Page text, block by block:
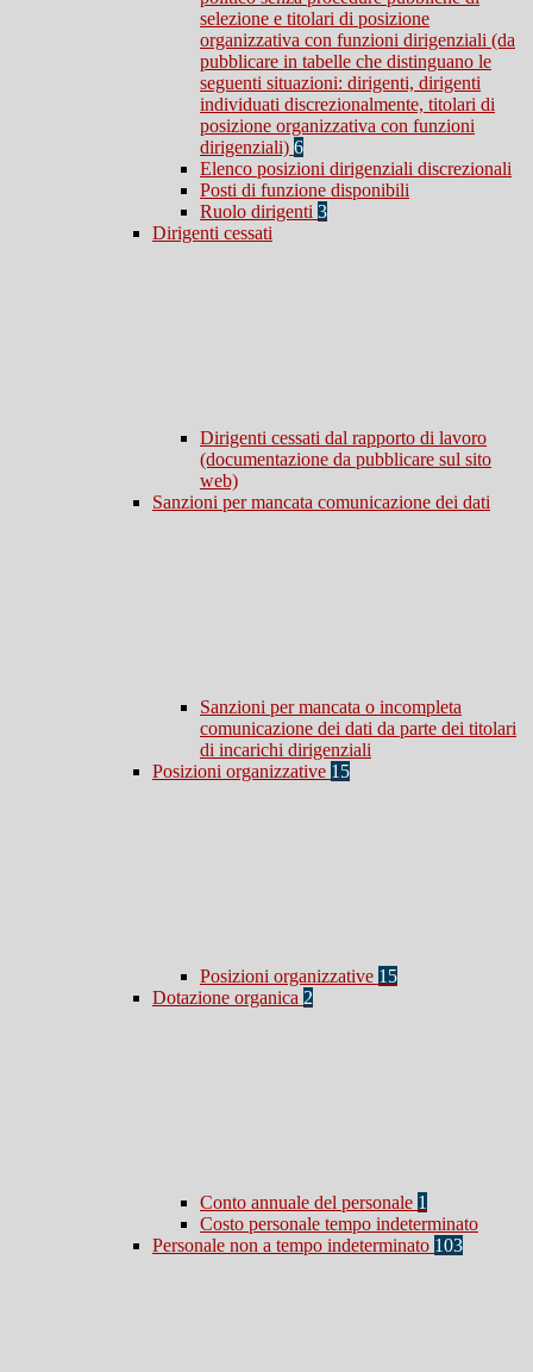
selezione e titolari di posizione
organizzativa con funzioni dirigenziali (da
pubblicare in tabelle che distinguano le
seguenti situazioni: dirigenti, dirigenti
individuati discrezionalmente, titolari di
posizione organizzativa con funzioni
dirigenziali) 6
Elenco posizioni dirigenziali discrezionali
Posti di funzione disponibili
Ruolo dirigenti 3
Dirigenti cessati
Dirigenti cessati dal rapporto di lavoro
(documentazione da pubblicare sul sito
web)
Sanzioni per mancata comunicazione dei dati
Sanzioni per mancata o incompleta
comunicazione dei dati da parte dei titolari
di incarichi dirigenziali
Posizioni organizzative 15
Posizioni organizzative 15
Dotazione organica 2
Conto annuale del personale 1
Costo personale tempo indeterminato
Personale non a tempo indeterminato 103